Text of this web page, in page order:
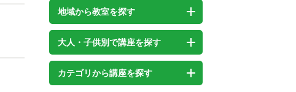
地域から教室を探す
大人・子供別で講座を探す
カテゴリから講座を探す